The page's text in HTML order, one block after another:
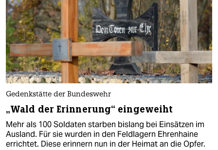
Gedenkstätte der Bundeswehr
„Wald der Erinnerung“ eingeweiht
Mehr als 100 Soldaten starben bislang bei Einsätzen im
Ausland. Für sie wurden in den Feldlagern Ehrenhaine
errichtet. Diese erinnern nun in der Heimat an die Opfer.